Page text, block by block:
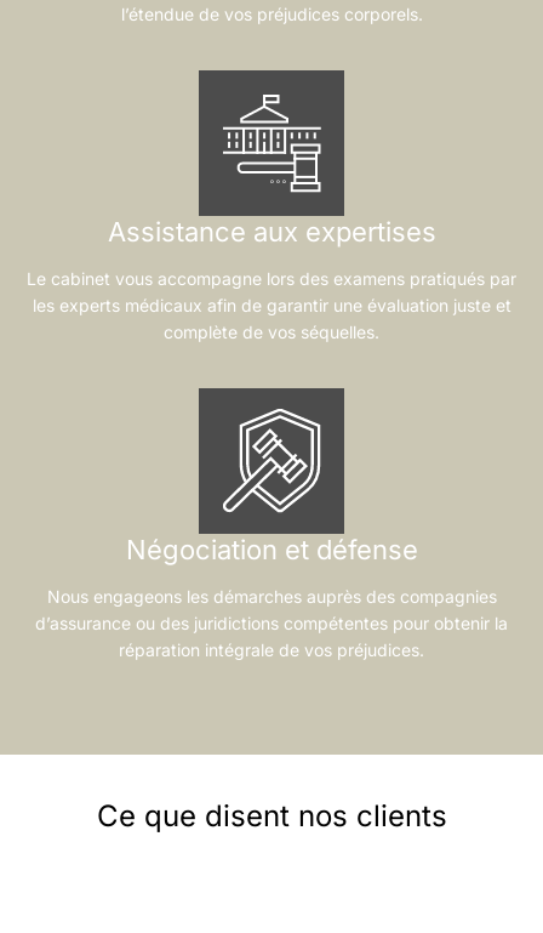
l’étendue de vos préjudices corporels.
Assistance aux expertises
Le cabinet vous accompagne lors des examens pratiqués par
les experts médicaux afin de garantir une évaluation juste et
complète de vos séquelles.
Négociation et défense
Nous engageons les démarches auprès des compagnies
d’assurance ou des juridictions compétentes pour obtenir la
réparation intégrale de vos préjudices.
Ce que disent nos clients